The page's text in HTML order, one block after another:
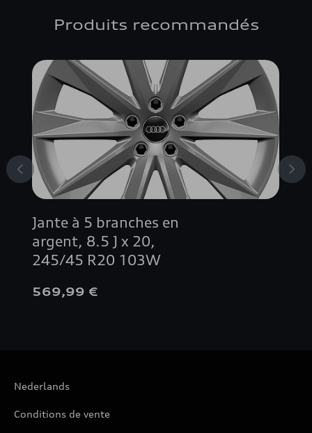
RS 4 AVANT
S4
TTS
Produits recommandés
Jante à 5 branches en
argent, 8.5 J x 20,
245/45 R20 103W
569,99 €
Nederlands
Conditions de vente